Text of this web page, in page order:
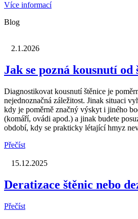
Více informací
Blog
2.1.2026
Jak se pozná kousnutí od
Diagnostikovat kousnutí štěnice je
nejednoznačná záležitost. Jinak situaci
kdy je poměrně značný výskyt i jiného
(komáří, ovádi apod.) a jinak budete
období, kdy se prakticky létající hmyz
Přečíst
15.12.2025
Deratizace štěnic nebo
Přečíst